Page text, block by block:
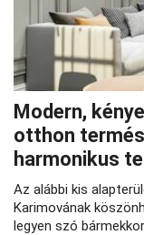
Modern,
otthon
harmonikus
Az alábbi kis
Karimovának
legyen szó